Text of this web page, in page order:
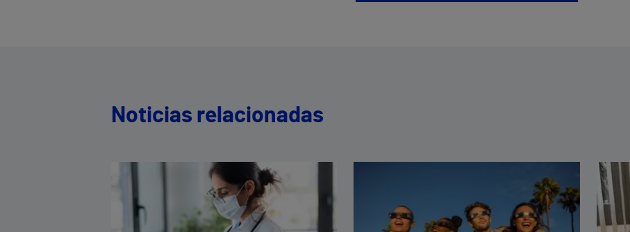
Noticias relacionadas